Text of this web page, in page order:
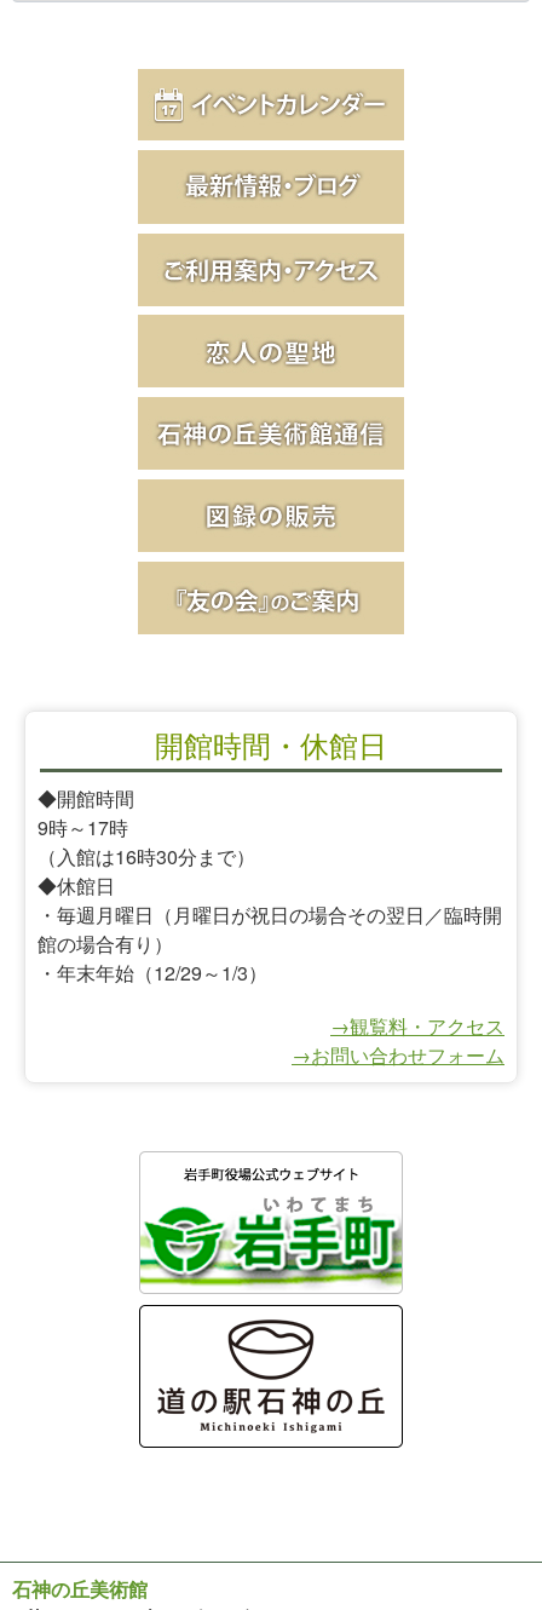
開館時間・休館日
◆開館時間
9時～17時
（入館は16時30分まで）
◆休館日
・毎週月曜日（月曜日が祝日の場合その翌日／臨時開
館の場合有り）
・年末年始（12/29～1/3）
→観覧料・アクセス
→お問い合わせフォーム
石神の丘美術館